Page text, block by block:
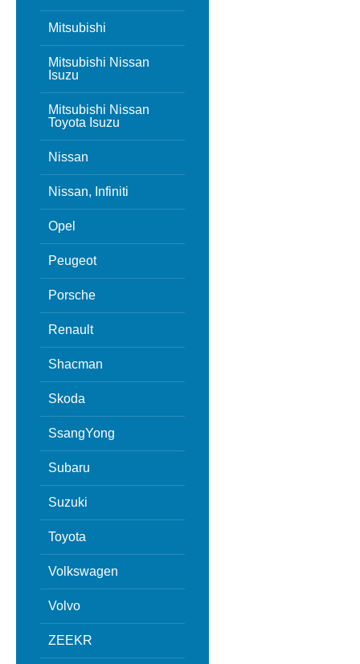
Mitsubishi
Mitsubishi Nissan
Isuzu
Mitsubishi Nissan
Toyota Isuzu
Nissan
Nissan, Infiniti
Opel
Peugeot
Porsche
Renault
Shacman
Skoda
SsangYong
Subaru
Suzuki
Toyota
Volkswagen
Volvo
ZEEKR